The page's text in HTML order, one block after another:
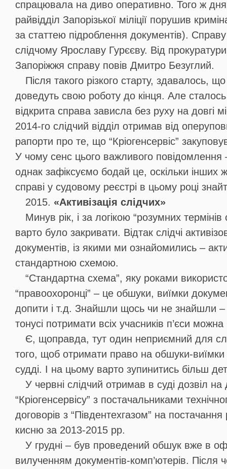
спрацювала на диво оперативно. Того ж
райвідділ Запорізької міліції порушив
за статтею підроблення документів).
слідчому Ярославу Гурєєву. Від
Запоріжжя справу повів Дмитро Безуглий.
Після такого різкого старту, здавалось,
доведуть свою роботу до кінця. Але
відкрита справа зависла без руху на довгі
2014-го слідчий відділ отримав від
рапорти про те, що “Кріогенсервіс”
У чому сенс цього важливого повідомлення
однак зафіксуємо бодай це, оскільки інших
справі у судовому реєстрі в цьому році
2015. «Активізація слідчих»
Минув рік, і за логікою “розумних термінів
варто було закривати. Відтак слідчі
документів, із якими ми ознайомились –
стандартною схемою.
“Стандартна схема”, яку роками
“правоохоронці” – це обшуки, виїмки
допити і т.д. Знайшли щось чи не знайшли
тонусі потримати всіх учасників п’єси
Є, щоправда, тут один неприємний для
того, щоб отримати право на обшуки-виїмки
судді. І на цьому варто зупинитись більш
У червні слідчий отримав в суді дозвіл
“Кріогенсервісу” з постачальниками
договорів з “Південтехгазом” на постачання
кисню за 2013-2015 рр.
У грудні – був проведений обшук вже в
вилученням документів-комп’ютерів. Після